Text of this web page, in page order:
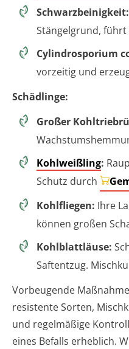
Schwarzbeinigkeit:
Stängelgrund, führt
Cylindrosporium
vorzeitig und
Schädlinge:
Großer
Kohlweißling:
Schutz durch
Kohlfliegen: Ihre
können großen
Kohlblattläuse:
Saftentzug.
Vorbeugende
resistente Sorten,
und regelmäßige
eines Befalls erheblich.